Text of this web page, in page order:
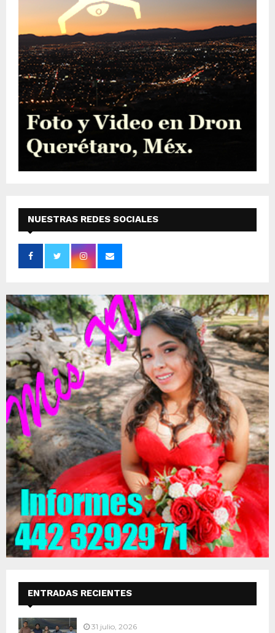
NUESTRAS REDES SOCIALES
ENTRADAS RECIENTES
31 julio, 2026